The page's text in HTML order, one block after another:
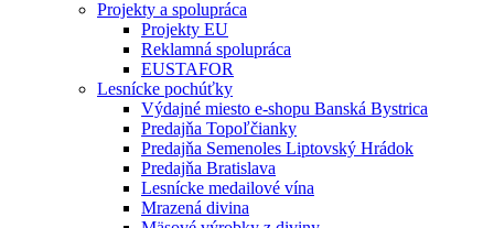
Projekty a spolupráca
Projekty EU
Reklamná spolupráca
EUSTAFOR
Lesnícke pochúťky
Výdajné miesto e-shopu Banská Bystrica
Predajňa Topoľčianky
Predajňa Semenoles Liptovský Hrádok
Predajňa Bratislava
Lesnícke medailové vína
Mrazená divina